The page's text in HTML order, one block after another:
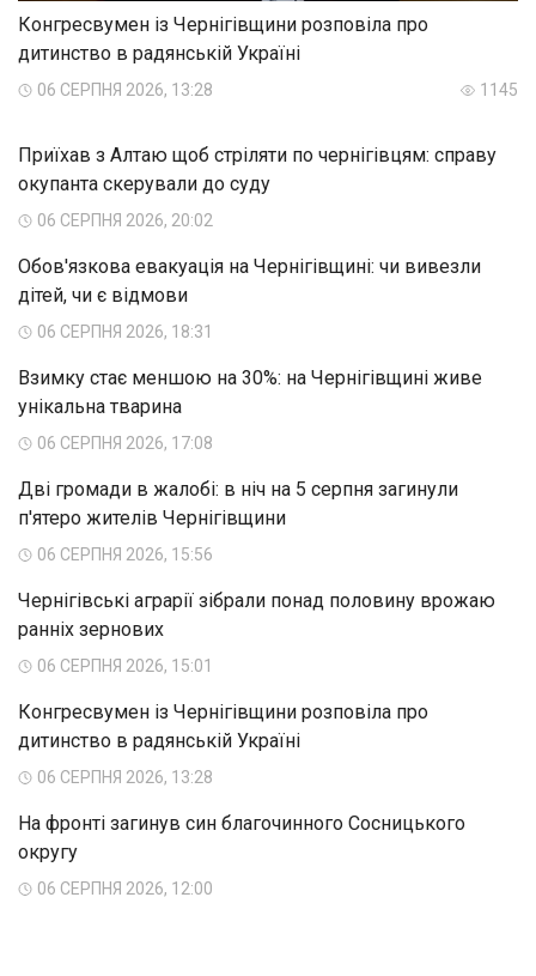
Конгресвумен із Чернігівщини розповіла про
дитинство в радянській Україні
06 СЕРПНЯ 2026, 13:28 1145
Приїхав з Алтаю щоб стріляти по чернігівцям: справу
окупанта скерували до суду
06 СЕРПНЯ 2026, 20:02
Обов'язкова евакуація на Чернігівщині: чи вивезли
дітей, чи є відмови
06 СЕРПНЯ 2026, 18:31
Взимку стає меншою на 30%: на Чернігівщині живе
унікальна тварина
06 СЕРПНЯ 2026, 17:08
Дві громади в жалобі: в ніч на 5 серпня загинули
п'ятеро жителів Чернігівщини
06 СЕРПНЯ 2026, 15:56
Чернігівські аграрії зібрали понад половину врожаю
ранніх зернових
06 СЕРПНЯ 2026, 15:01
Конгресвумен із Чернігівщини розповіла про
дитинство в радянській Україні
06 СЕРПНЯ 2026, 13:28
На фронті загинув син благочинного Сосницького
округу
06 СЕРПНЯ 2026, 12:00